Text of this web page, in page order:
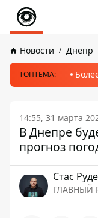
Новости Днепр
ТОПТЕМА:
14:55, 31 марта
В Днепре
прогноз
Стаc
ГЛАВНЫЙ